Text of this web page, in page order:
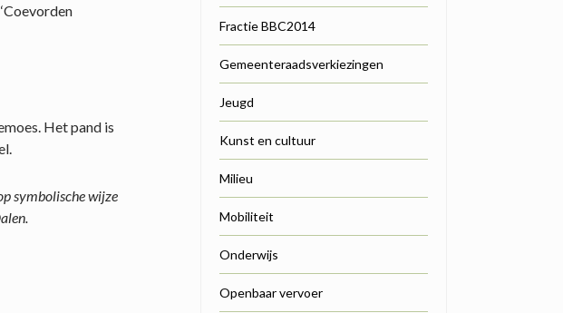
Het pand is
symbolische wijze
Fractie BBC2014
Gemeenteraadsverkiezingen
Jeugd
Kunst en cultuur
Milieu
Mobiliteit
Onderwijs
Openbaar vervoer